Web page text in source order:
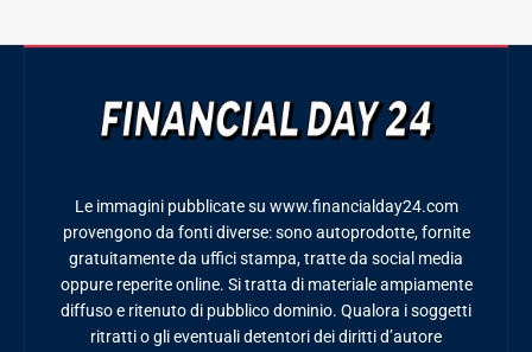
Le immagini pubblicate su www.financialday24.com
provengono da fonti diverse: sono autoprodotte, fornite
gratuitamente da uffici stampa, tratte da social media
oppure reperite online. Si tratta di materiale ampiamente
diffuso e ritenuto di pubblico dominio. Qualora i soggetti
ritratti o gli eventuali detentori dei diritti d’autore